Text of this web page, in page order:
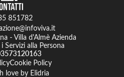
851782
- Villa d'Almè Azienda
Servizi alla Persona
Cookie Policy
love by Elidria